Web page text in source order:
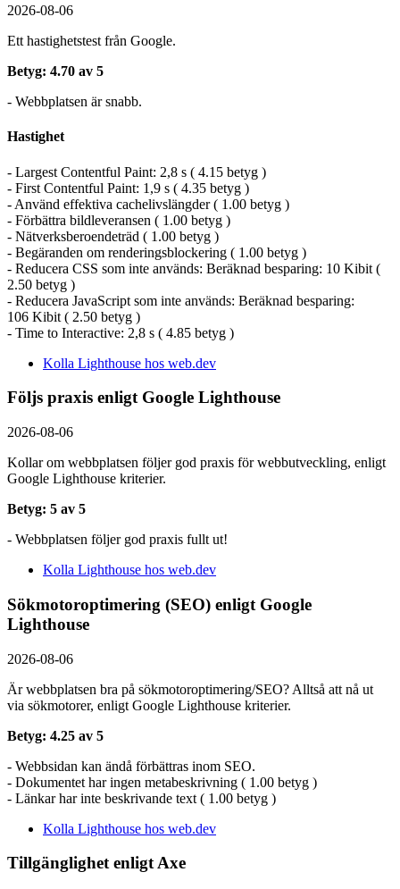
2026-08-06
Ett hastighetstest från Google.
Betyg: 4.70 av 5
- Webbplatsen är snabb.
Hastighet
- Largest Contentful Paint: 2,8 s ( 4.15 betyg )
- First Contentful Paint: 1,9 s ( 4.35 betyg )
- Använd effektiva cachelivslängder ( 1.00 betyg )
- Förbättra bildleveransen ( 1.00 betyg )
- Nätverksberoendeträd ( 1.00 betyg )
- Begäranden om renderingsblockering ( 1.00 betyg )
- Reducera CSS som inte används: Beräknad besparing: 10 Kibit (
2.50 betyg )
- Reducera JavaScript som inte används: Beräknad besparing:
106 Kibit ( 2.50 betyg )
- Time to Interactive: 2,8 s ( 4.85 betyg )
Kolla Lighthouse hos web.dev
Följs praxis enligt Google Lighthouse
2026-08-06
Kollar om webbplatsen följer god praxis för webbutveckling, enligt
Google Lighthouse kriterier.
Betyg: 5 av 5
- Webbplatsen följer god praxis fullt ut!
Kolla Lighthouse hos web.dev
Sökmotoroptimering (SEO) enligt Google
Lighthouse
2026-08-06
Är webbplatsen bra på sökmotoroptimering/SEO? Alltså att nå ut
via sökmotorer, enligt Google Lighthouse kriterier.
Betyg: 4.25 av 5
- Webbsidan kan ändå förbättras inom SEO.
- Dokumentet har ingen metabeskrivning ( 1.00 betyg )
- Länkar har inte beskrivande text ( 1.00 betyg )
Kolla Lighthouse hos web.dev
Tillgänglighet enligt Axe